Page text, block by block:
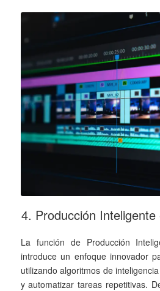
4. Producción
La función de Producción
introduce un enfoque innovador
utilizando algoritmos de
y automatizar tareas repetitivas.